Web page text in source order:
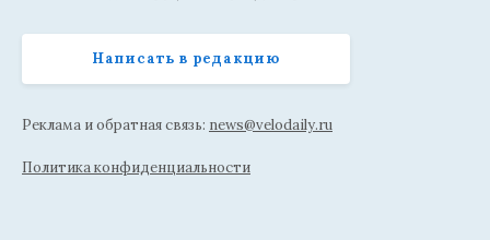
Написать в редакцию
Реклама и обратная связь: news@velodaily.ru
Политика конфиденциальности